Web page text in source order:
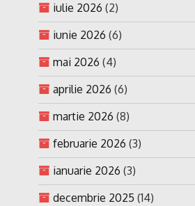
iulie 2026 (2)
iunie 2026 (6)
mai 2026 (4)
aprilie 2026 (6)
martie 2026 (8)
februarie 2026 (3)
ianuarie 2026 (3)
decembrie 2025 (14)